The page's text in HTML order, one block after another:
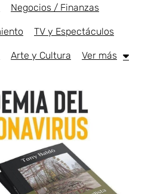
Negocios / Finanzas
TV y Espectáculos
Arte y Cultura Ver más